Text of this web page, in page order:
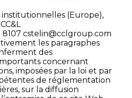
institutionnelles (Europe),
8107cstelin@cclgroup.com
les paragraphes
des
concernant
imposées par la loi et par
de réglementation
sur la diffusion